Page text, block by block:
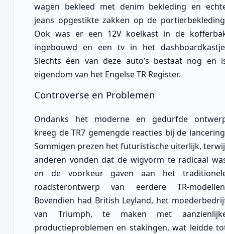
wagen bekleed met denim bekleding en
jeans opgestikte zakken op de
Ook was er een 12V koelkast in de
ingebouwd en een tv in het
Slechts éen van deze auto’s bestaat nog en
eigendom van het Engelse TR Register.
Controverse en Problemen
Ondanks het moderne en gedurfde
kreeg de TR7 gemengde reacties bij de
Sommigen prezen het futuristische uiterlijk,
anderen vonden dat de wigvorm te radicaal
en de voorkeur gaven aan het
roadsterontwerp van eerdere TR-
Bovendien had British Leyland, het
van Triumph, te maken met
productieproblemen en stakingen, wat leidde